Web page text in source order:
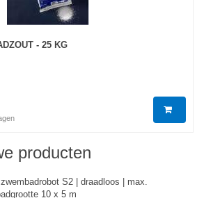
- 25 KG
producten
S2 | draadloos | max.
10 x 5 m